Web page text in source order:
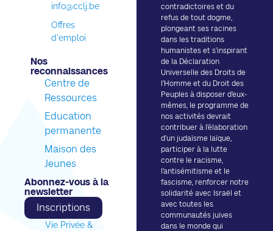
contradictoires et du
refus de tout dogme,
plongeant ses racines
dans les traditions
humanistes et s’inspirant
de la Déclaration
Universelle des Droits de
l’Homme et du Droit des
Peuples à disposer d’eux-
mêmes, le programme de
nos activités devrait
contribuer à l’élaboration
d’un judaïsme laïque,
participer à la lutte
contre le racisme,
l’antisémitisme et le
fascisme, renforcer notre
solidarité avec Israël et
avec toutes les
communautés juives
dans le monde qui
info@cclj.be
Offres
d'emploi
Nos
reconnaissances​
Centre de
Ressources
Education
permanente
Maison des
Jeunes
Abonnez-vous à la
newsletter​
Inscriptions
Vie Privée &